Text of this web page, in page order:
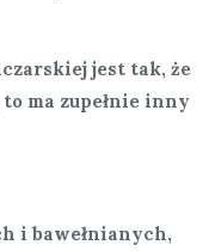
jest tak, że
ma zupełnie inny
i bawełnianych,